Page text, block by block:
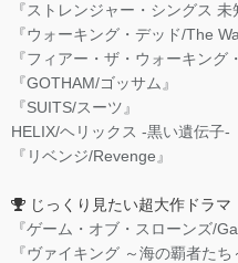
『ストレンジャー・シングス
『ウォーキング・デッド/The
『フィアー・ザ・ウォーキング
『GOTHAM/ゴッサム』
『SUITS/スーツ』
HELIX/ヘリックス -黒い遺伝子-
『リベンジ/Revenge』
じっくり見たい超大作ドラマ
『ゲーム・オブ・スローンズ/
『ヴァイキング ～海の覇者たち